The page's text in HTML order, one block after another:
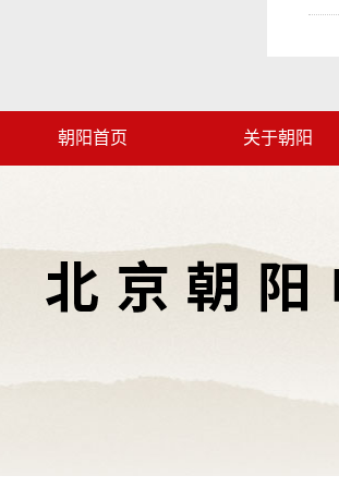
朝阳首页 关于朝阳